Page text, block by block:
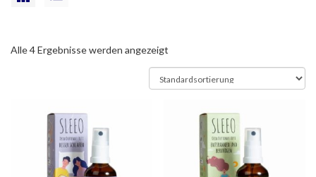
Alle 4 Ergebnisse werden angezeigt